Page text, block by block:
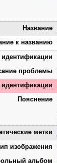
Название
к названию
идентификации
проблемы
идентификации
Пояснение
метки
изображения
альбом